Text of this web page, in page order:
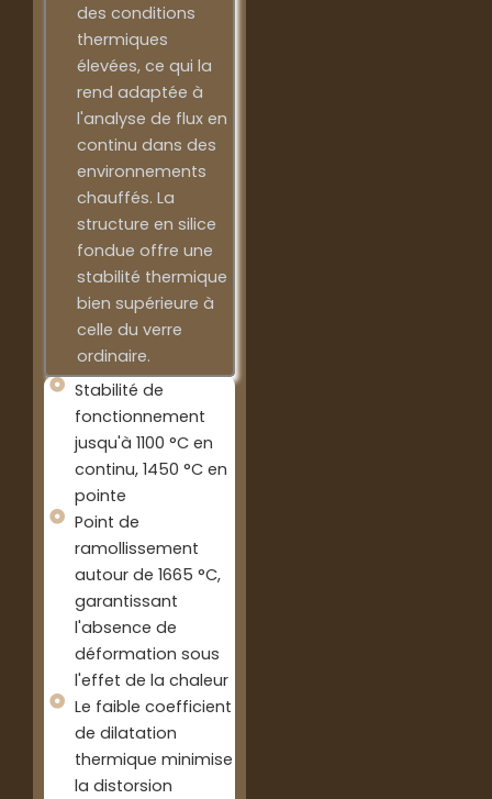
des conditions
thermiques
élevées, ce qui la
rend adaptée à
l'analyse de flux en
continu dans des
environnements
chauffés. La
structure en silice
fondue offre une
stabilité thermique
bien supérieure à
celle du verre
ordinaire.
Stabilité de
fonctionnement
jusqu'à 1100 °C en
continu, 1450 °C en
pointe
Point de
ramollissement
autour de 1665 °C,
garantissant
l'absence de
déformation sous
l'effet de la chaleur
Le faible coefficient
de dilatation
thermique minimise
la distorsion